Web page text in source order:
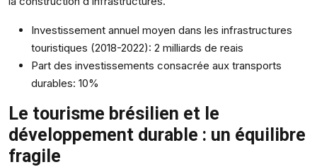
Investissement annuel moyen dans les infrastructures
touristiques (2018-2022): 2 milliards de reais
Part des investissements consacrée aux transports
durables: 10%
Le tourisme brésilien et le
développement durable : un équilibre
fragile